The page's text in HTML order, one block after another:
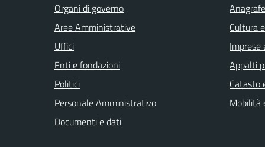
Organi di governo
Aree Amministrative
Uffici
Enti e fondazioni
Politici
Personale Amministrativo
Documenti e dati
Cultura
Imprese
Appalti
Catasto
Mobilità